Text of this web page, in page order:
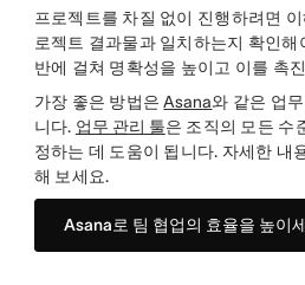
프로젝트를 차질 없이 진행하려면
로젝트 결과물과 일치하는지 확인해
반에 걸쳐 명확성을 높이고 이를 촉
가장 좋은 방법은Asana와 같은 업
니다. 업무 관리 툴은 조직의 모든 수
정하는 데 도움이 됩니다. 자세한 내
해 보세요.
Asana로 팀 협업의 효율을 높이